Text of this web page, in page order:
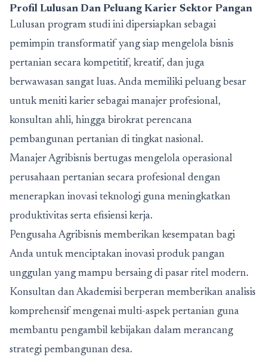
Profil Lulusan Dan Peluang Karier Sektor Pangan
Lulusan program studi ini dipersiapkan sebagai
pemimpin transformatif yang siap mengelola bisnis
pertanian secara kompetitif, kreatif, dan juga
berwawasan sangat luas. Anda memiliki peluang besar
untuk meniti karier sebagai manajer profesional,
konsultan ahli, hingga birokrat perencana
pembangunan pertanian di tingkat nasional.
Manajer Agribisnis bertugas mengelola operasional
perusahaan pertanian secara profesional dengan
menerapkan inovasi teknologi guna meningkatkan
produktivitas serta efisiensi kerja.
Pengusaha Agribisnis memberikan kesempatan bagi
Anda untuk menciptakan inovasi produk pangan
unggulan yang mampu bersaing di pasar ritel modern.
Konsultan dan Akademisi berperan memberikan analisis
komprehensif mengenai multi-aspek pertanian guna
membantu pengambil kebijakan dalam merancang
strategi pembangunan desa.